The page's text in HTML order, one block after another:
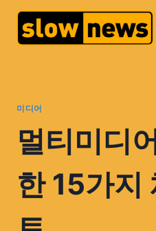
미디어
멀티미디
한 15가지